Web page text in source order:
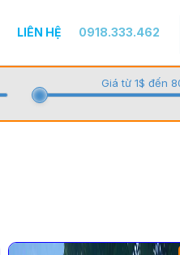
LIÊN HỆ 0918.333.462
Giá từ 1$ đến